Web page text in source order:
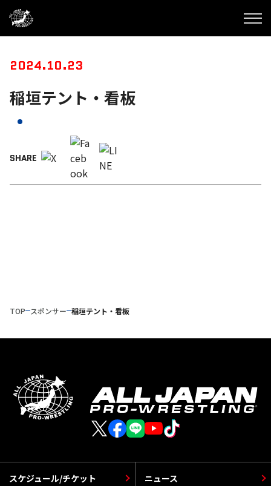
2024.10.23
稲垣テント・看板
SHARE
TOP スポンサー 稲垣テント・看板
スケジュール/チケット ニュース